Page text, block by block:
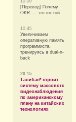
10:00
[Перевод] Почему
OKR — это отстой
10:45
Увеличиваем
оперативную память
программиста,
тренируясь в dual-n-
back
20:15
Талибан* строит
систему массового
видеонаблюдения
по американскому
плану на китайских
технологиях